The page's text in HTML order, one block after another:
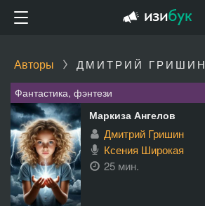
Авторы ДМИТРИЙ ГРИШИН
Фантастика, фэнтези
Маркиза Ангелов
Дмитрий Гришин
Ксения Широкая
25 мин.